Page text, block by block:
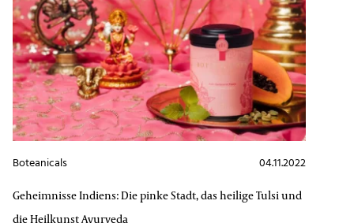
04.11.2022
Boteanicals
Geheimnisse Indiens: Die pinke Stadt, das heilige Tulsi und
die Heilkunst Ayurveda